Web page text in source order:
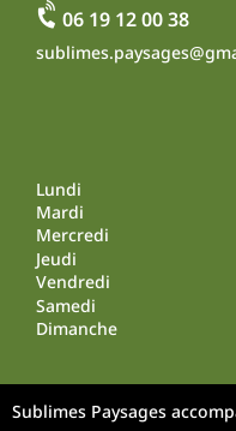
06 19 12 00 38
Lundi
Mardi
Mercredi
Jeudi
Vendredi
Samedi
Dimanche
Sublimes Paysages